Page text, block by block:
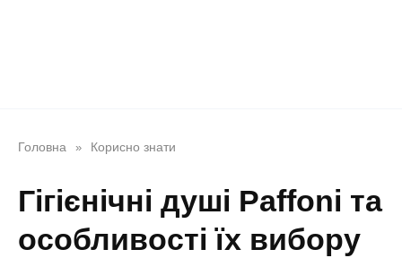
Головна » Корисно знати
Гігієнічні душі Paffoni та
особливості їх вибору